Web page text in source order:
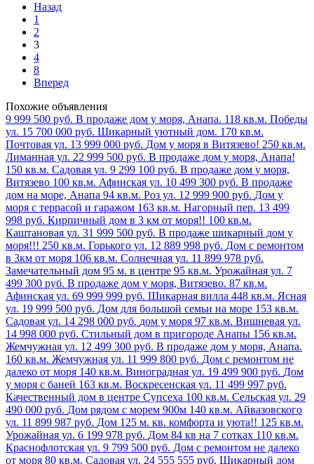
Назад
1
2
3
4
8
Вперед
Похожие объявления
9 999 500 руб. В продаже дом у моря, Анапа. 118 кв.м. Победы
ул. 15 700 000 руб. Шикарный уютный дом. 170 кв.м.
Почтовая ул. 13 999 000 руб. Дом у моря в Витязево! 250 кв.м.
Лиманная ул. 22 999 500 руб. В продаже дом у моря, Анапа!
150 кв.м. Садовая ул. 9 299 100 руб. В продаже дом у моря,
Витязево 100 кв.м. Афинская ул. 10 499 300 руб. В продаже
дом на море, Анапа 94 кв.м. Роз ул. 12 999 900 руб. Дом у
моря с террасой и гаражом 163 кв.м. Нагорный пер. 13 499
998 руб. Кирпичный дом в 3 км от моря!! 100 кв.м.
Каштановая ул. 31 999 500 руб. В продаже шикарный дом у
моря!!! 250 кв.м. Горького ул. 12 889 998 руб. Дом с ремонтом
в 3км от моря 106 кв.м. Солнечная ул. 11 899 978 руб.
Замечательный дом 95 м. в центре 95 кв.м. Урожайная ул. 7
499 300 руб. В продаже дом у моря, Витязево. 87 кв.м.
Афинская ул. 69 999 999 руб. Шикарная вилла 448 кв.м. Ясная
ул. 19 999 500 руб. Дом для большой семьи на море 153 кв.м.
Садовая ул. 14 298 000 руб. дом у моря 97 кв.м. Вишневая ул.
14 998 000 руб. Стильный дом в пригороде Анапы 156 кв.м.
Жемчужная ул. 12 499 300 руб. В продаже дом у моря, Анапа.
160 кв.м. Жемчужная ул. 11 999 800 руб. Дом с ремонтом не
далеко от моря 140 кв.м. Виноградная ул. 19 499 900 руб. Дом
у моря с баней 163 кв.м. Воскресенская ул. 11 499 997 руб.
Качественный дом в центре Супсеха 100 кв.м. Сельская ул. 29
490 000 руб. Дом рядом с морем 900м 140 кв.м. Айвазовского
ул. 11 899 987 руб. Дом 125 м. кв. комфорта и уюта!! 125 кв.м.
Урожайная ул. 6 199 978 руб. Дом 84 кв на 7 сотках 110 кв.м.
Краснофлотская ул. 9 799 500 руб. Дом с ремонтом не далеко
от моря 80 кв.м. Садовая ул. 24 555 555 руб. Шикарный дом